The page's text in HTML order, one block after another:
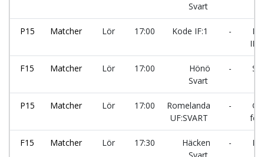
Svart
P15 Matcher Lör 17:00 Kode IF:1 -
F15 Matcher Lör 17:00
Hönö
Svart
-
P15 Matcher Lör 17:00
Romelanda
UF:SVART
-
fc:2
F15 Matcher Lör 17:30
Häcken
-